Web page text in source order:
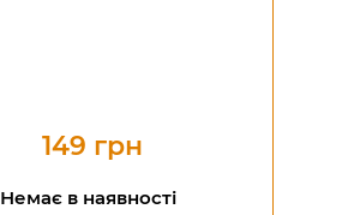
149 грн
Немає в наявності